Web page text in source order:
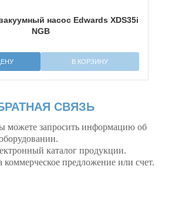
насос Edwards XDS35i
NGB
В КОРЗИНУ
СВЯЗЬ
можете запросить информацию об
каталог продукции.
предложение или счет.